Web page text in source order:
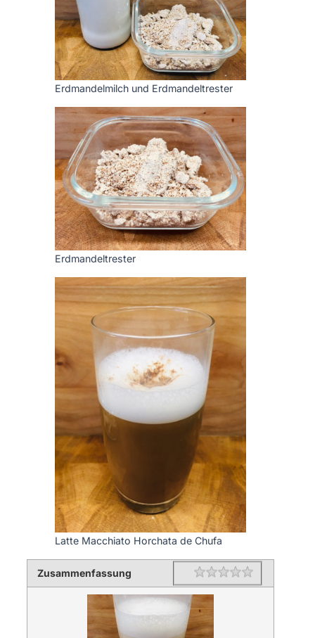
Erdmandelmilch und Erdmandeltrester
Erdmandeltrester
Latte Macchiato Horchata de Chufa
Zusammenfassung Rating 1 star
2 stars
3 stars
4 stars
5 stars